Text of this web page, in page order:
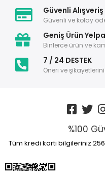
Güvenli Alışveriş
Güvenli ve kolay
Geniş Ürün
Binlerce ürün ve
7 / 24 DESTEK
Öneri ve
%100
Tüm kredi kartı bilgileriniz